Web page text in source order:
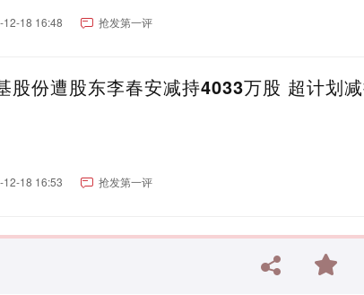
12-18 16:48 抢发第一评
股份遭股东李春安减持4033万股 超计划
12-18 16:53 抢发第一评